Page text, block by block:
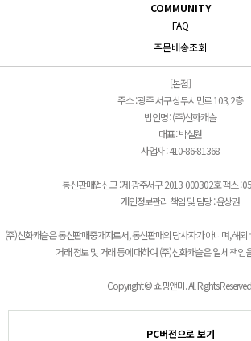
COMMUNITY
FAQ
주문배송조회
[본점]
주소 : 광주 서구 상무시민로 103, 2층
법인명 : (주)신화캐슬
대표 : 박설원
사업자 : 410-86-81368
통신판매업신고 : 제 광주서구 2013-000302호 팩스 :
개인정보관리 책임 및 담당 : 윤상권
(주)신화캐슬은 통신판매중개자로서, 통신판매의 당사자가 아니며, 해
거래 정보 및 거래 등에 대하여 (주)신화캐슬은 일체 책임
Copyright © 쇼핑앤미. All Rights
PC버전으로 보기